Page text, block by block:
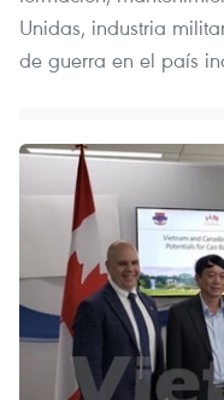
Unidas, industria
de guerra en el país